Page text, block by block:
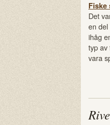
Fiske
Det
en
ihåg
typ av
vara